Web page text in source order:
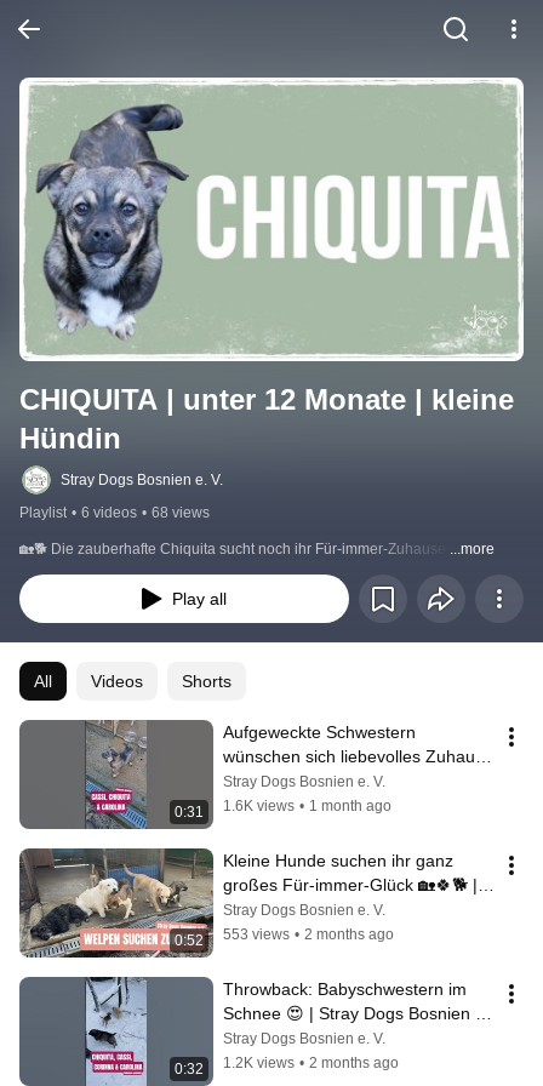
CHIQUITA | unter 12 Monate | kleine
Hündin
Stray Dogs Bosnien e. V.
Playlist • 6 videos • 68 views
🏡🐕 Die zauberhafte Chiquita sucht noch ihr Für-immer-Zuhause! ...more
Play all
All Videos Shorts
0:31
Aufgeweckte Schwestern
wünschen sich liebevolles Zuhause
🏡💕 | Stray Dogs Bosnien e.V. |
#puppylove
Stray Dogs Bosnien e. V.
1.6K views • 1 month ago
0:52
Kleine Hunde suchen ihr ganz
großes Für-immer-Glück 🏡🍀🐕 |
Stray Dogs Bosnien e.V. |
#cutepuppies
Stray Dogs Bosnien e. V.
553 views • 2 months ago
0:32
Throwback: Babyschwestern im
Schnee 😍 | Stray Dogs Bosnien
e.V. | #tierheim
Stray Dogs Bosnien e. V.
1.2K views • 2 months ago